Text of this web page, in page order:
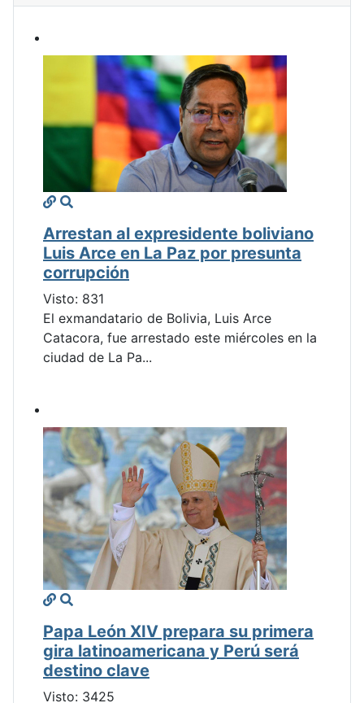
Arrestan al expresidente boliviano
Luis Arce en La Paz por presunta
corrupción
Visto: 831
El exmandatario de Bolivia, Luis Arce
Catacora, fue arrestado este miércoles en la
ciudad de La Pa...
Papa León XIV prepara su primera
gira latinoamericana y Perú será
destino clave
Visto: 3425